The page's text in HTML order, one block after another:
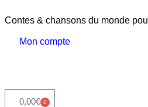
Contes & chansons du monde
Mon compte
0,00€ 0